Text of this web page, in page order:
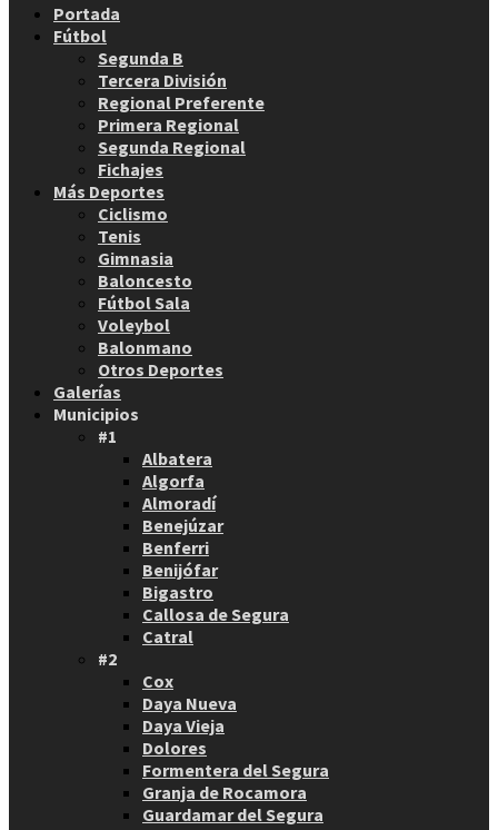
Portada
Fútbol
Segunda B
Tercera División
Regional Preferente
Primera Regional
Segunda Regional
Fichajes
Más Deportes
Ciclismo
Tenis
Gimnasia
Baloncesto
Fútbol Sala
Voleybol
Balonmano
Otros Deportes
Galerías
Municipios
#1
Albatera
Algorfa
Almoradí
Benejúzar
Benferri
Benijófar
Bigastro
Callosa de Segura
Catral
#2
Cox
Daya Nueva
Daya Vieja
Dolores
Formentera del Segura
Granja de Rocamora
Guardamar del Segura